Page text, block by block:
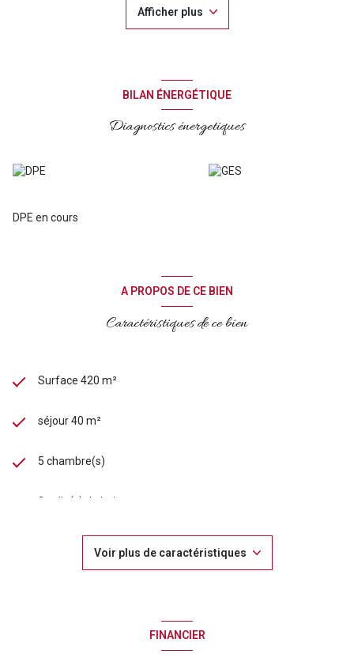
Dépendances : appartement T3 indépendant (80 m²)
Le tout sur un jardin paysager de plus de 3 000 m² avec source,
Afficher plus
BILAN ÉNERGÉTIQUE
Diagnostics énergetiques
DPE en cours
A PROPOS DE CE BIEN
Caractéristiques de ce bien
Surface 420 m²
séjour 40 m²
5 chambre(s)
2 salle(s) de bain
cuisine séparée (équipée)
Voir plus de caractéristiques
FINANCIER